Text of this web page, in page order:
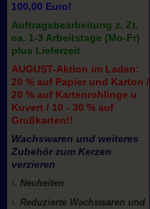
100,00 Euro!
Auftragsbearbeitung z. Zt.
ca. 1-3 Arbeitstage (Mo-Fr)
plus Lieferzeit
AUGUST-Aktion im Laden:
20 % auf Papier und Karton /
20 % auf Kartenrohlinge u
Kuvert / 10 - 30 % auf
Grußkarten!!
Wachswaren und weiteres
Zubehör zum Kerzen
verzieren
Neuheiten
Reduzierte Wachswaren und